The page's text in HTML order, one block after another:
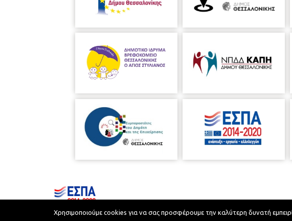
Municipality of Thessaloniki © 2026
Χρησιμοποιούμε cookies για να σας προσφέρουμε την καλύτερη δυνατή